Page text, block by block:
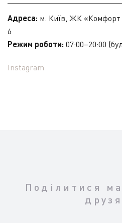
Адреса: м. Київ, ЖК «Комфорт
6
Режим роботи: 07:00–20:00
Instagram
Поділитися